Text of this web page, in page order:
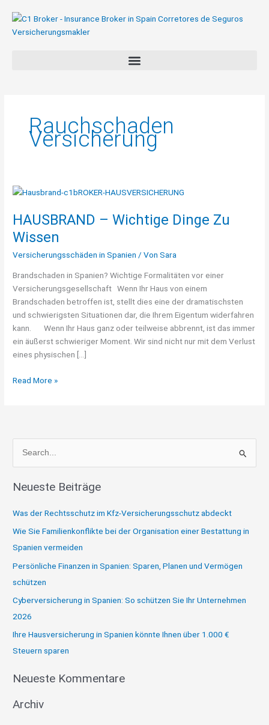
Inhalt
springen
Rauchschaden
Versicherung
HAUSBRAND – Wichtige Dinge Zu
Wissen
Versicherungsschäden in Spanien / VonSara
Brandschaden in Spanien? Wichtige Formalitäten vor einer
Versicherungsgesellschaft Wenn Ihr Haus von einem
Brandschaden betroffen ist, stellt dies eine der dramatischsten
und schwierigsten Situationen dar, die Ihrem Eigentum widerfahren
kann. Wenn Ihr Haus ganz oder teilweise abbrennt, ist das immer
ein äußerst schwieriger Moment. Wir sind nicht nur mit dem Verlust
eines physischen […]
HAUSBRAND
Wichtige
Dinge
Zu
Wissen
Read More »
c
n
n
a
c
h
:
Neueste Beiträge
Was der Rechtsschutz im Kfz-Versicherungsschutz abdeckt
Wie Sie Familienkonflikte bei der Organisation einer Bestattung in
Spanien vermeiden
Persönliche Finanzen in Spanien: Sparen, Planen und Vermögen
schützen
Cyberversicherung in Spanien: So schützen Sie Ihr Unternehmen
2026
Ihre Hausversicherung in Spanien könnte Ihnen über 1.000 €
Steuern sparen
Neueste Kommentare
Archiv